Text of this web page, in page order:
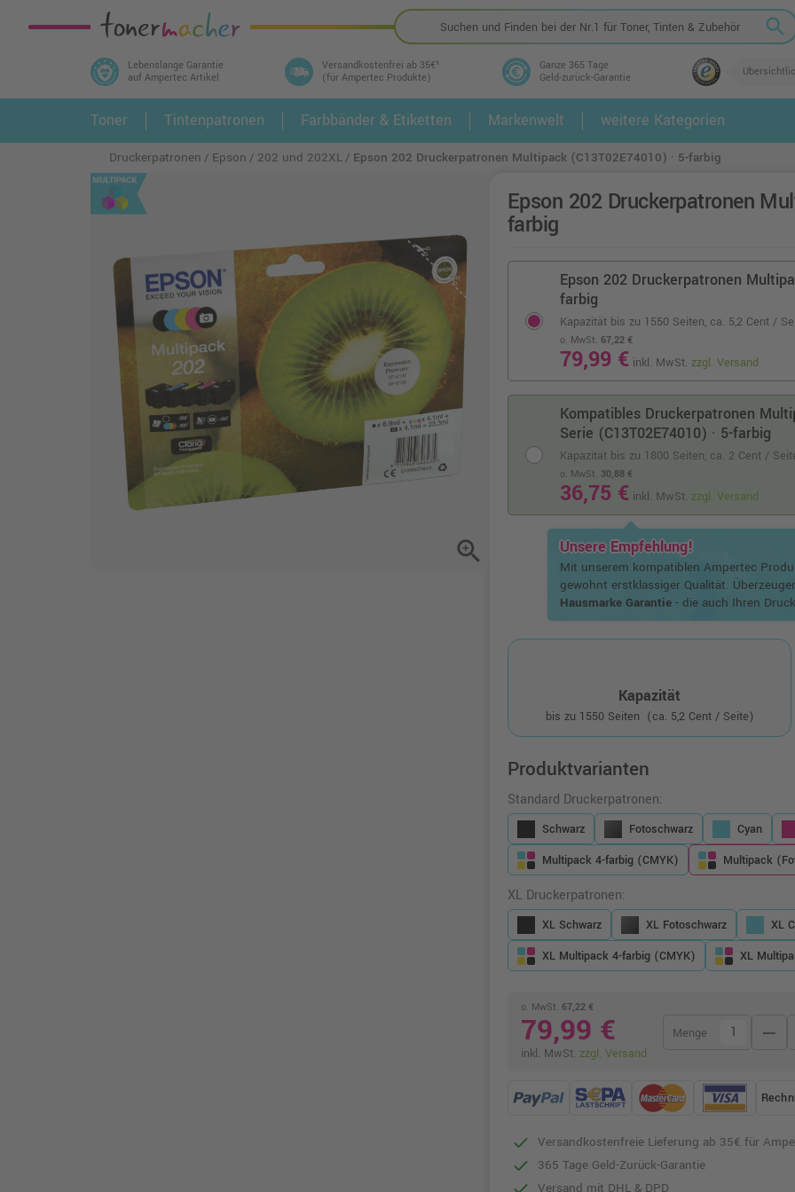
search
Lebenslange Garantie
auf Ampertec Artikel
Versandkostenfrei ab 35€¹
(für Ampertec Produkte)
Ganze 365 Tage
Geld-zurück-Garantie
In 3 einfachen Schritten ihr Druckermodell
und alle dazu passenden Artikel finden ➤ 1. 2.
Toner Tintenpatronen Farbbänder & Etiketten Markenwelt weitere Kategorien
Druckerpatronen Epson 202 und 202XL Epson 202 Druckerpatronen Multipack (C13T02E74010) · 5-farbig
zoom_in
Epson 202 Druckerpatronen
farbig
Epson 202 Druckerpatronen
farbig
Kapazität bis zu 1550 Seiten, ca. 5,2 Cent /
o. MwSt. 67,22 €
79,99 € inkl. MwSt. zzgl. Versand
Kompatibles Druckerpatronen
Serie (C13T02E74010) · 5-farbig
Kapazität bis zu 1800 Seiten, ca. 2 Cent /
o. MwSt. 30,88 €
36,75 € inkl. MwSt. zzgl. Versand
Unsere Empfehlung!
Mit unserem kompatiblen Ampertec
gewohnt erstklassiger Qualität.
Hausmarke Garantie - die auch Ihren
Kapazität
bis zu 1550 Seiten (ca. 5,2 Cent / Seite)
Produktvarianten
Standard Druckerpatronen:
Schwarz Fotoschwarz Cyan
Multipack 4-farbig (CMYK)
Multipack
XL Druckerpatronen:
XL Schwarz XL Fotoschwarz XL
XL Multipack 4-farbig (CMYK)
XL
o. MwSt. 67,22 €
79,99 €
inkl. MwSt. zzgl. Versand
Menge remove
Versandkostenfreie Lieferung ab 35€ für
365 Tage Geld-Zurück-Garantie
Versand mit DHL & DPD